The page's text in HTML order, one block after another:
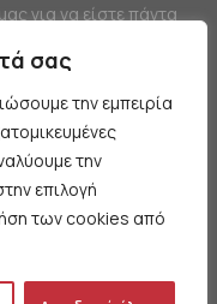
σας
την εμπειρία
την
επιλογή
των cookies από
για να είστε πάντα